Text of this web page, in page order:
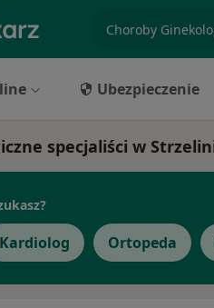
Ubezpieczenie
specjaliści w
Kardiolog Ortopeda